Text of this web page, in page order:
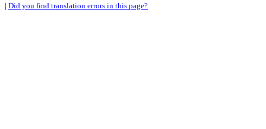
| Did you find translation errors in this page?